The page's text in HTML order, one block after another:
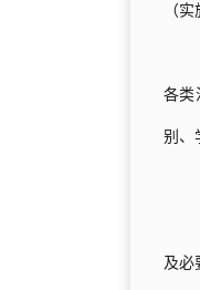
（
各类
别、
及必